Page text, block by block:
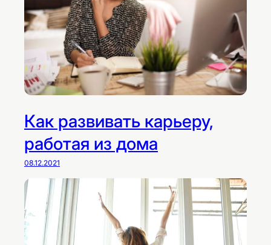
Как развивать карьеру,
работая из дома
08.12.2021